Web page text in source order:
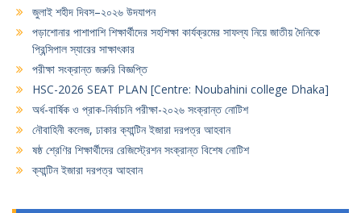
জুলাই শহীদ দিবস–২০২৬ উদযাপন
পড়াশোনার পাশাপাশি শিক্ষার্থীদের সহশিক্ষা কার্যক্রমের সাফল্য নিয়ে জাতীয় দৈনিকে
প্রিন্সিপাল স্যারের সাক্ষাৎকার
পরীক্ষা সংক্রান্ত জরুরি বিজ্ঞপ্তি
HSC-2026 SEAT PLAN [Centre: Noubahini college Dhaka]
অর্ধ-বার্ষিক ও প্রাক-নির্বাচনি পরীক্ষা-২০২৬ সংক্রান্ত নোটিশ
নৌবাহিনী কলেজ, ঢাকার ক্যান্টিন ইজারা দরপত্র আহবান
ষষ্ঠ শ্রেণির শিক্ষার্থীদের রেজিস্ট্রেশন সংক্রান্ত বিশেষ নোটিশ
ক্যান্টিন ইজারা দরপত্র আহবান